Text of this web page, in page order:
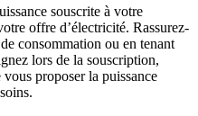
souscrite à votre
offre d’électricité. Rassurez-
consommation ou en tenant
lors de la souscription,
proposer la puissance